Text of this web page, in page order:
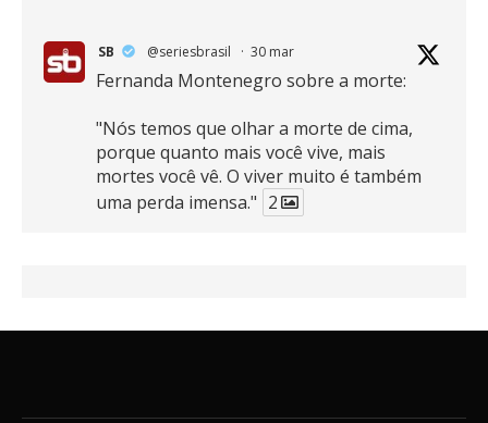
SB @seriesbrasil · 30 mar
Fernanda Montenegro sobre a morte:
"Nós temos que olhar a morte de cima,
porque quanto mais você vive, mais
mortes você vê. O viver muito é também
uma perda imensa." 2
16 389 X